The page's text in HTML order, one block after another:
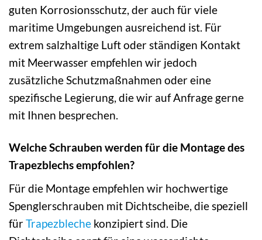
guten Korrosionsschutz, der auch für viele
maritime Umgebungen ausreichend ist. Für
extrem salzhaltige Luft oder ständigen Kontakt
mit Meerwasser empfehlen wir jedoch
zusätzliche Schutzmaßnahmen oder eine
spezifische Legierung, die wir auf Anfrage gerne
mit Ihnen besprechen.
Welche Schrauben werden für die Montage des
Trapezblechs empfohlen?
Für die Montage empfehlen wir hochwertige
Spenglerschrauben mit Dichtscheibe, die speziell
fürTrapezbleche konzipiert sind. Die